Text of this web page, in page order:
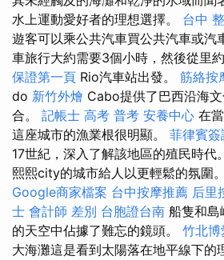
水上運動愛好者的理想選擇。 台中
遊客可以乘公共汽車買公共汽車或汽
車旅行大約需要3個小時，然後從里
保證第一頁 Rio汽車站出發。 筋絡按
do 新竹外燴 Cabo提供了巴西沿海
合。 記帳士 高考 普考 安養中心 在
這座城市的漁業根很明顯。 菲律賓簽
17世紀，深入了解該地區的殖民時代
熙熙city的城市給人以更輕鬆的氛圍。
Google商家檔案 台中按摩推薦 后里
士 會計師 差別 台胞證台南 船隻和島
的天空中佔據了難忘的鏡頭。 竹北
大海灘這是看到太陽落在地平線下的